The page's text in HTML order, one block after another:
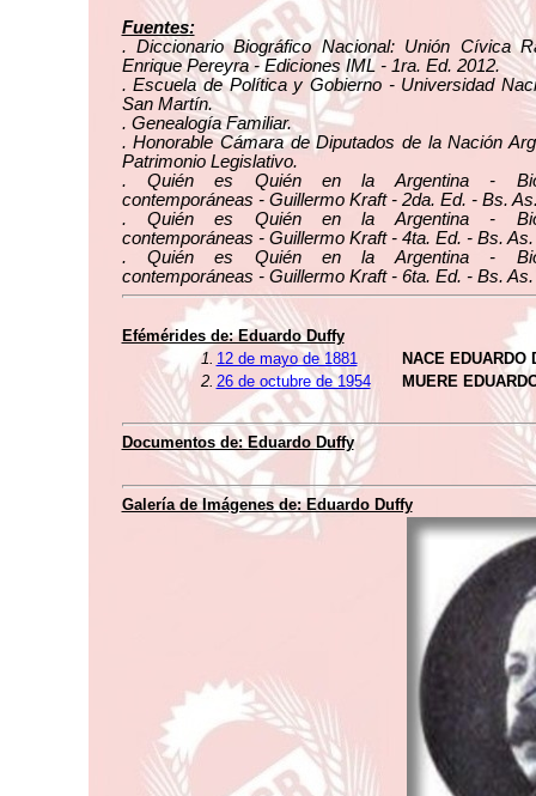
Fuentes:
. Diccionario Biográfico Nacional: Unión Cívica
Enrique Pereyra - Ediciones IML - 1ra. Ed. 2012.
. Escuela de Política y Gobierno - Universidad
San Martín.
. Genealogía Familiar.
. Honorable Cámara de Diputados de la Nación
Patrimonio Legislativo.
. Quién es Quién en la Argentina -
contemporáneas - Guillermo Kraft - 2da. Ed. - Bs.
. Quién es Quién en la Argentina -
contemporáneas - Guillermo Kraft - 4ta. Ed. - Bs. As.
. Quién es Quién en la Argentina -
contemporáneas - Guillermo Kraft - 6ta. Ed. - Bs. As.
Efémérides de: Eduardo Duffy
1. 12 de mayo de 1881
NACE EDUARDO
2. 26 de octubre de 1954 MUERE
Documentos de: Eduardo Duffy
Galería de Imágenes de: Eduardo Duffy